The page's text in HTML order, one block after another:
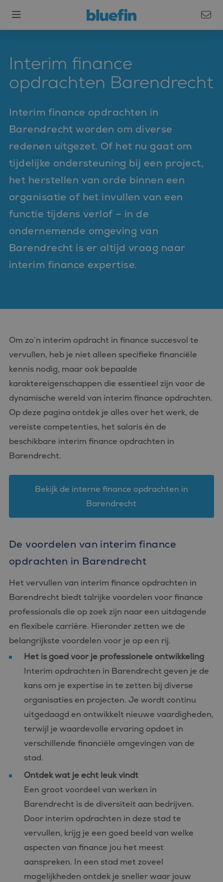
Interim finance
opdrachten Barendrecht
Interim finance opdrachten in
Barendrecht worden om diverse
redenen uitgezet. Of het nu gaat om
tijdelijke ondersteuning bij een project,
het herstellen van orde binnen een
organisatie of het invullen van een
functie tijdens verlof – in de
ondernemende omgeving van
Barendrecht is er altijd vraag naar
interim finance expertise.
Om zo’n interim opdracht in finance succesvol te
vervullen, heb je niet alleen specifieke financiële
kennis nodig, maar ook bepaalde
karaktereigenschappen die essentieel zijn voor de
dynamische wereld van interim finance opdrachten.
Op deze pagina ontdek je alles over het werk, de
vereiste competenties, het salaris én de
beschikbare interim finance opdrachten in
Barendrecht.
Bekijk de interne finance opdrachten in
Barendrecht
De voordelen van interim finance
opdrachten in Barendrecht
Het vervullen van interim finance opdrachten in
Barendrecht biedt talrijke voordelen voor finance
professionals die op zoek zijn naar een uitdagende
en flexibele carrière. Hieronder zetten we de
belangrijkste voordelen voor je op een rij.
Het is goed voor je professionele ontwikkeling
Interim opdrachten in Barendrecht geven je de
kans om je expertise in te zetten bij diverse
organisaties en projecten. Je wordt continu
uitgedaagd en ontwikkelt nieuwe vaardigheden,
terwijl je waardevolle ervaring opdoet in
verschillende financiële omgevingen van de
stad.
Ontdek wat je echt leuk vindt
Een groot voordeel van werken in
Barendrecht is de diversiteit aan bedrijven.
Door interim opdrachten in deze stad te
vervullen, krijg je een goed beeld van welke
aspecten van finance jou het meest
aanspreken. In een stad met zoveel
mogelijkheden ontdek je sneller waar jouw